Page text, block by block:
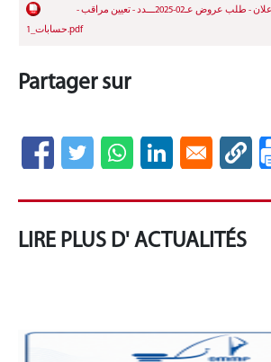
- إعلان - طلب عروض عـ02-2025ـــدد - تعيين مراقب
حسابات_1.pdf
Partager sur
LIRE PLUS D' ACTUALITÉS